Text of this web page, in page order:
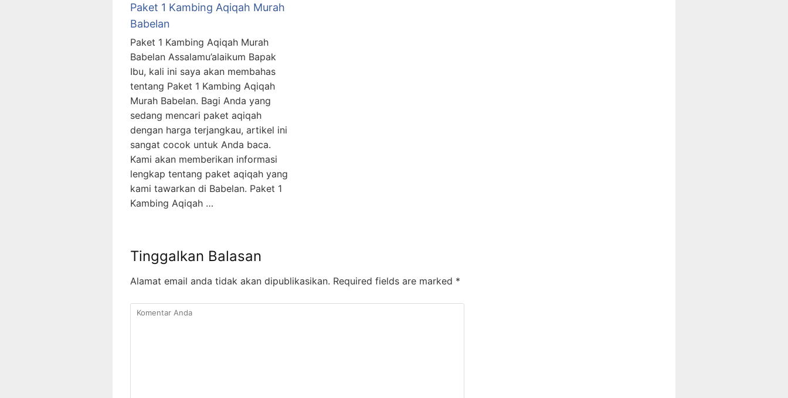
Paket 1 Kambing Aqiqah Murah
Babelan
Paket 1 Kambing Aqiqah Murah
Babelan Assalamu’alaikum Bapak
Ibu, kali ini saya akan membahas
tentang Paket 1 Kambing Aqiqah
Murah Babelan. Bagi Anda yang
sedang mencari paket aqiqah
dengan harga terjangkau, artikel ini
sangat cocok untuk Anda baca.
Kami akan memberikan informasi
lengkap tentang paket aqiqah yang
kami tawarkan di Babelan. Paket 1
Kambing Aqiqah …
Tinggalkan Balasan
Alamat email anda tidak akan dipublikasikan. Required fields are marked *